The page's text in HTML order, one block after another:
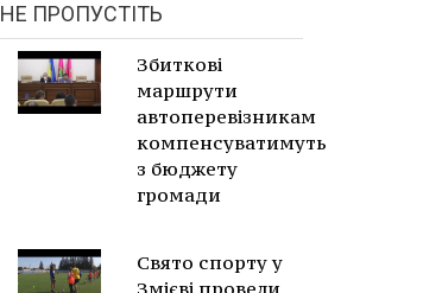
НЕ ПРОПУСТІТЬ
Збиткові
маршрути
автоперевізникам
компенсуватимуть
з бюджету
громади
Свято спорту у
Змієві провели